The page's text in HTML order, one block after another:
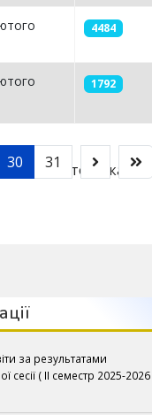
4484
1792
Сторінка 30
30 31
за результатами
сесії ( ІІ семестр 2025-